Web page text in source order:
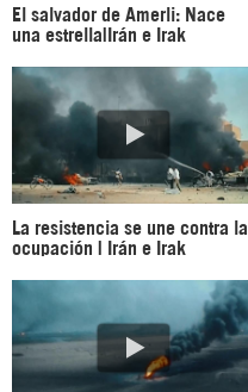
El salvador de Amerli: Nace
una estrella|Irán e Irak
La resistencia se une contra la
ocupación | Irán e Irak